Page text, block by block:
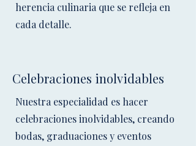
herencia culinaria que se refleja en
cada detalle.
Celebraciones inolvidables
Nuestra especialidad es hacer
celebraciones inolvidables, creando
bodas, graduaciones y eventos